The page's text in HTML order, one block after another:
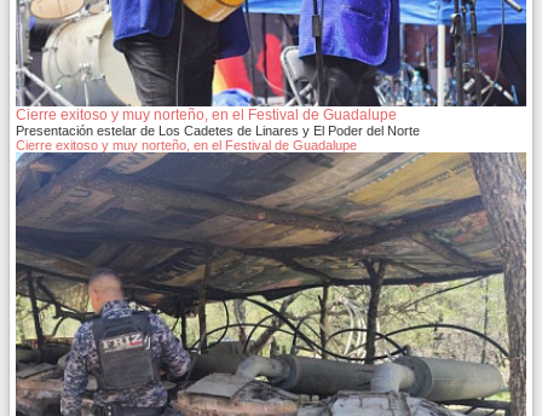
Cierre exitoso y muy norteño, en el Festival de Guadalupe
Presentación estelar de Los Cadetes de Linares y El Poder del Norte
Cierre exitoso y muy norteño, en el Festival de Guadalupe